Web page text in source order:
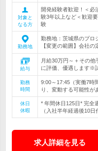
対象と
なる方
開発経験者歓迎！＜必
験3年以上など＜歓迎
験
勤務地
勤務地：茨城県のプロ
【変更の範囲】会社の
給与
月給30万円～＋その
に評価、優遇します※
勤務
時間
9:00～17:45（実働7時
り、変動する可能性が
休日
休暇
* 年間休日125日* 完全
（入社半年経過後10日
求人詳細を見る